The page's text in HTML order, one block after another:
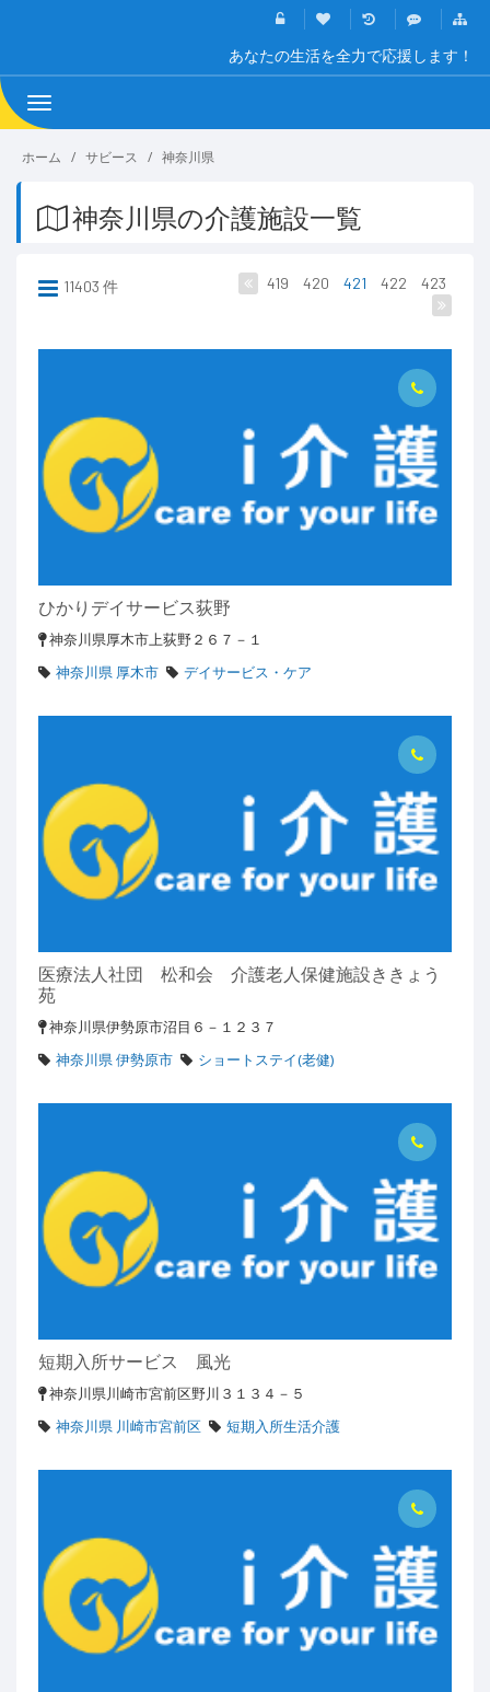
あなたの生活を全力で応援します！
Toggle
navigation
ホーム サビース 神奈川県
神奈川県の介護施設一覧
11403 件 419 420 421 422 423
ひかりデイサービス荻野
神奈川県厚木市上荻野２６７－１
神奈川県 厚木市
デイサービス・ケア
医療法人社団 松和会 介護老人保健施設ききょう
苑
神奈川県伊勢原市沼目６－１２３７
神奈川県 伊勢原市
ショートステイ(老健)
短期入所サービス 風光
神奈川県川崎市宮前区野川３１３４－５
神奈川県 川崎市宮前区
短期入所生活介護